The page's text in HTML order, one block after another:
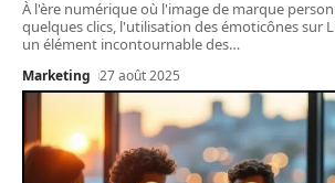
À l'ère numérique où l'image de marque
quelques clics, l'utilisation des émoticônes sur
un élément incontournable des…
Marketing 27 août 2025